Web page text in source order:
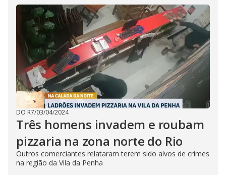
DO R7/03/04/2024
Três homens invadem e roubam
pizzaria na zona norte do Rio
Outros comerciantes relataram terem sido alvos de crimes
na região da Vila da Penha